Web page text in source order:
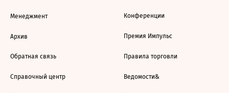
Менеджмент
Архив
Обратная связь
Справочный центр
Конференции
Премия Импульс
Правила торговли
Ведомости&